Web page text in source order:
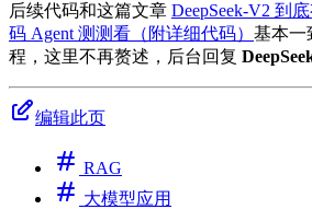
后续代码和这篇文章 DeepSeek-V2 到
码 Agent 测测看（附详细代码） 基本一
程，这里不再赘述，后台回复
编辑此页
RAG
大模型应用